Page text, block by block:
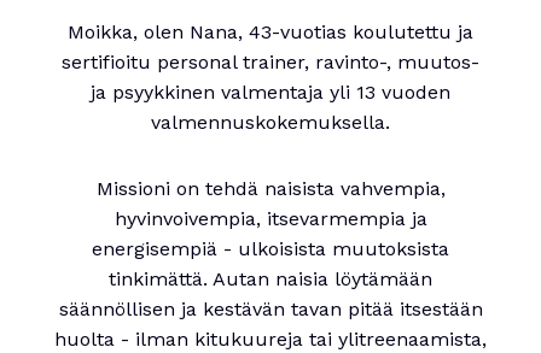
Moikka, olen Nana, 43-vuotias koulutettu ja
sertifioitu personal trainer, ravinto-, muutos-
ja psyykkinen valmentaja yli 13 vuoden
valmennuskokemuksella.
Missioni on tehdä naisista vahvempia,
hyvinvoivempia, itsevarmempia ja
energisempiä - ulkoisista muutoksista
tinkimättä. Autan naisia löytämään
säännöllisen ja kestävän tavan pitää itsestään
huolta - ilman kitukuureja tai ylitreenaamista,